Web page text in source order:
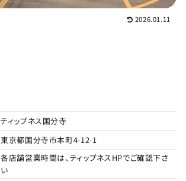
2026.01.11
ティップネス国分寺
東京都国分寺市本町4-12-1
各店舗営業時間は、ティップネスHPでご確認下さ
い